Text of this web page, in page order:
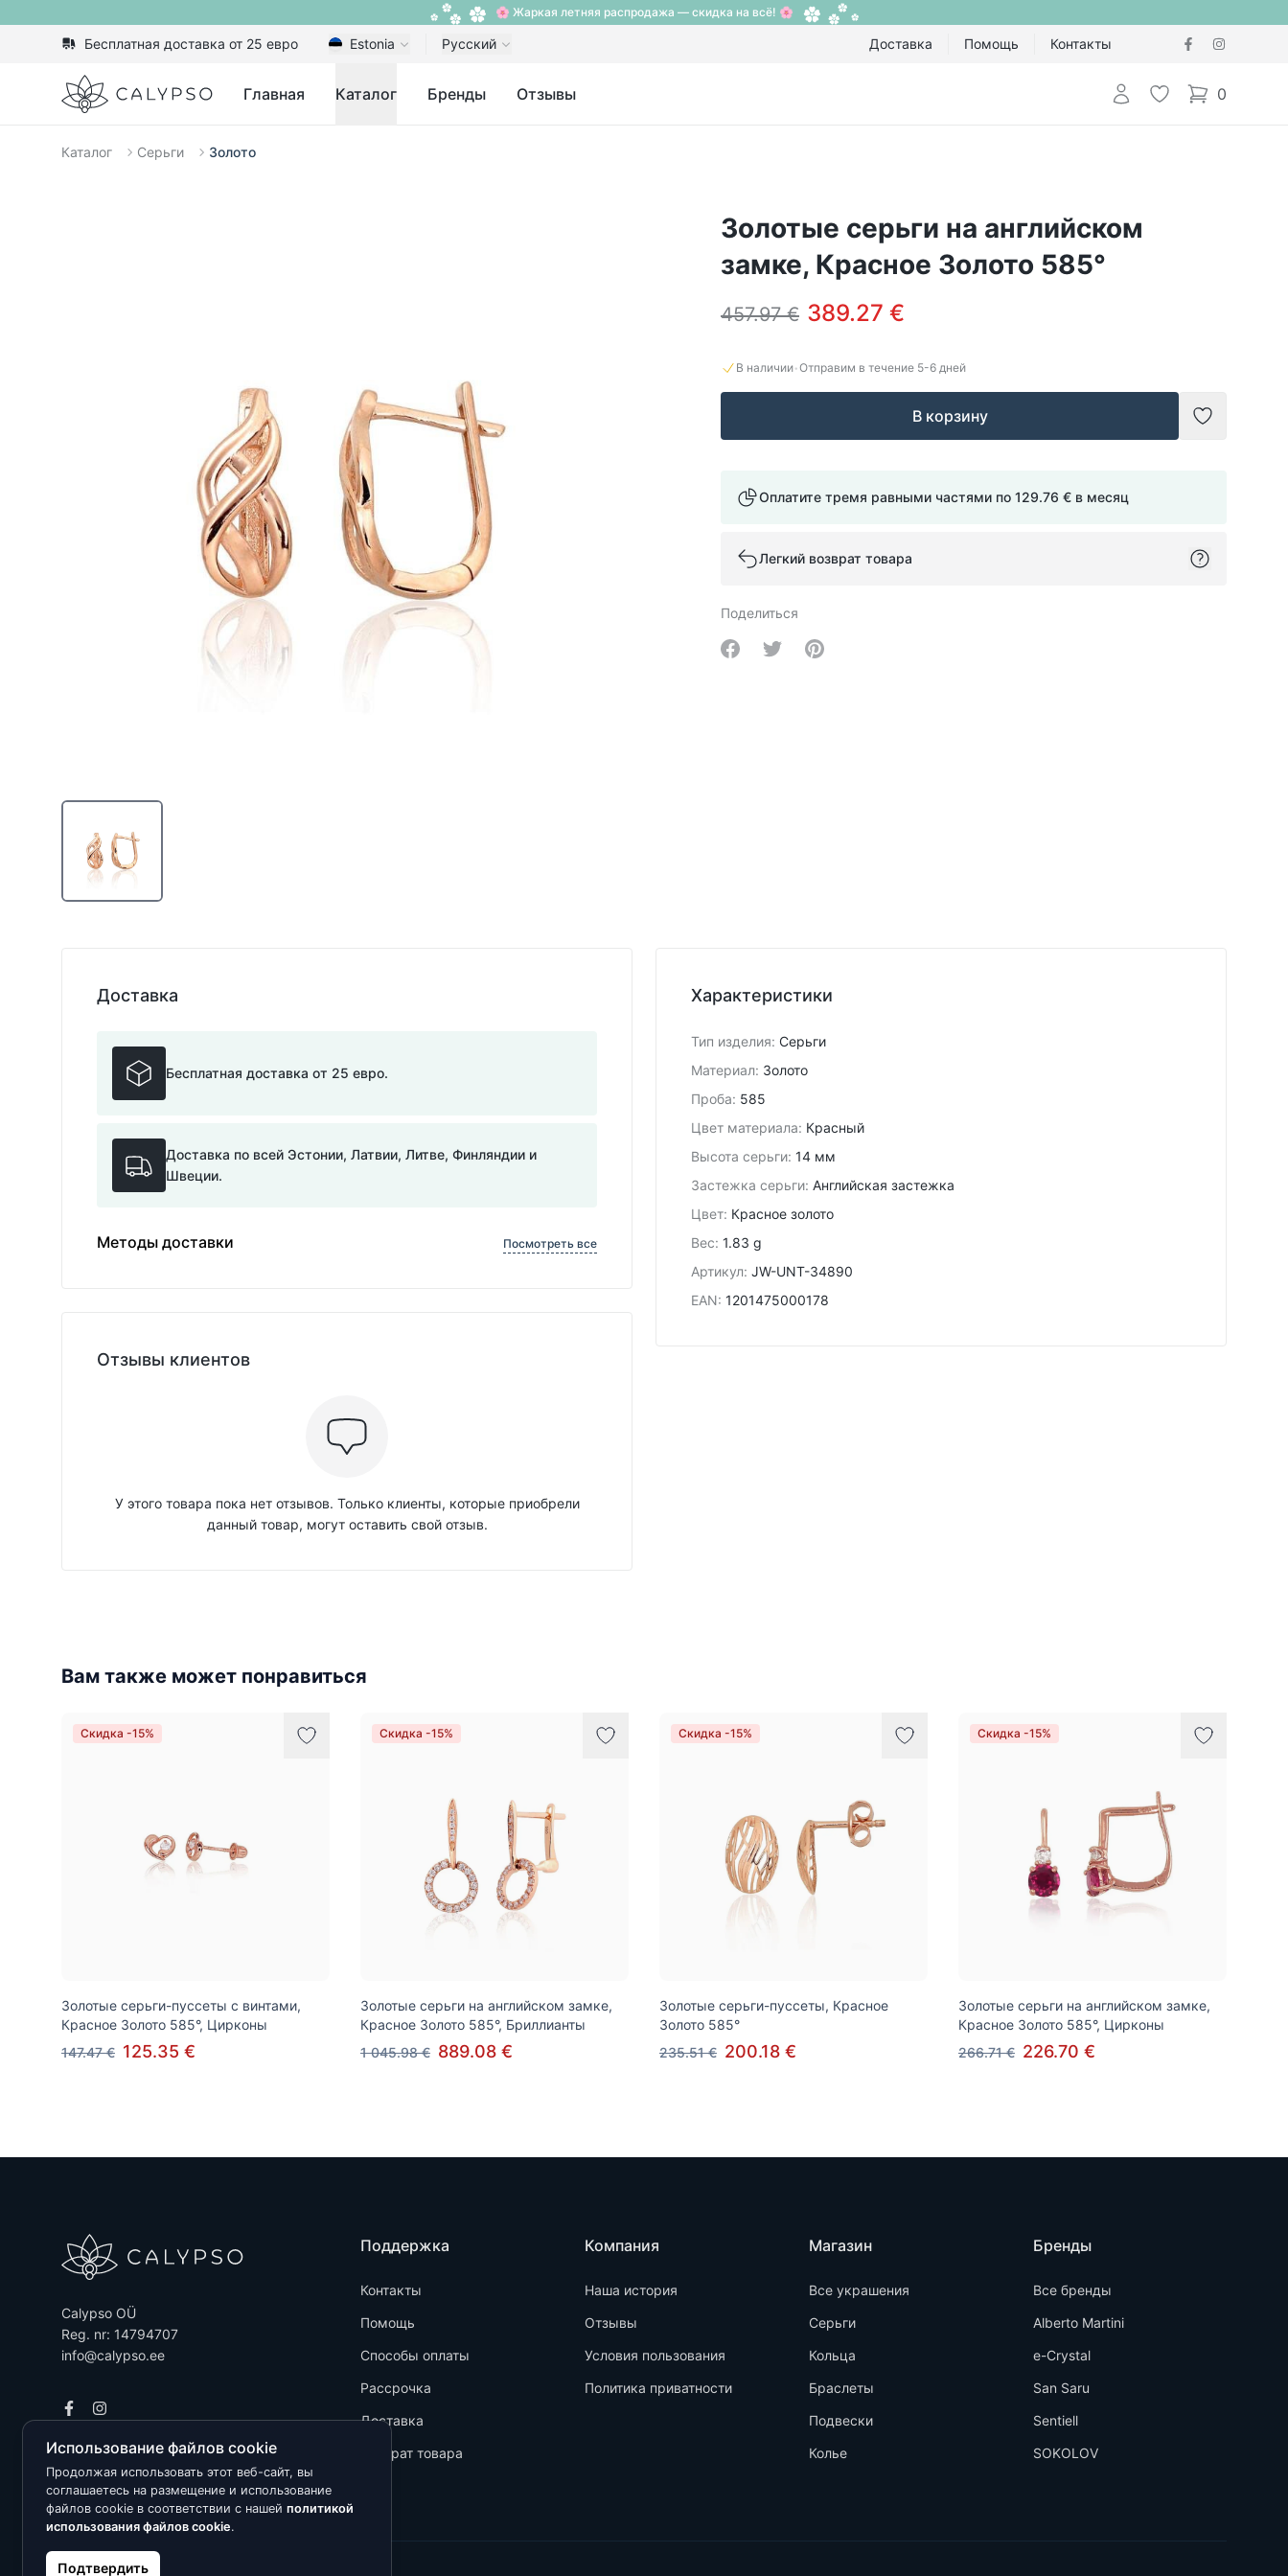
🌸 Жаркая летняя распродажа — скидка на всё! 🌸
Бесплатная доставка от 25 евро Estonia Русский Доставка Помощь Контакты
Calypso Главная Каталог Бренды Отзывы Авторизоваться
Избранное
0
items in cart,
Каталог Серьги Золото
Золотые серьги на английском
замке, Красное Золото 585°
457.97 € 389.27 €
В наличии·Отправим в течение 5-6 дней
В корзину
Добавить
Оплатите тремя равными частями по 129.76 € в месяц
Легкий возврат товара
Поделиться
Share on Facebook
Share on Twitter
Share on Pinterest
Характеристики
Тип изделия: Серьги
Материал: Золото
Проба: 585
Цвет материала: Красный
Высота серьги: 14 мм
Застежка серьги: Английская застежка
Цвет: Красное золото
Вес: 1.83 g
Артикул: JW-UNT-34890
EAN: 1201475000178
Доставка
Бесплатная доставка от 25 евро.
Доставка по всей Эстонии, Латвии, Литве, Финляндии и
Швеции.
Методы доставки Посмотреть все
Отзывы клиентов
У этого товара пока нет отзывов. Только клиенты, которые приобрели
данный товар, могут оставить свой отзыв.
Вам также может понравиться
Скидка -15%
Золотые серьги-пуссеты с винтами,
Красное Золото 585°, Цирконы
147.47 € 125.35 €
Скидка -15%
Золотые серьги на английском замке,
Красное Золото 585°, Бриллианты
1 045.98 € 889.08 €
Скидка -15%
Золотые серьги-пуссеты, Красное
Золото 585°
235.51 € 200.18 €
Скидка -15%
Золотые серьги на английском замке,
Красное Золото 585°, Цирконы
266.71 € 226.70 €
Calypso OÜ
Reg. nr: 14794707
info@calypso.ee
Поддержка
Контакты
Помощь
Способы оплаты
Рассрочка
Доставка
Возврат товара
Компания
Наша история
Отзывы
Условия пользования
Политика приватности
Магазин
Все украшения
Серьги
Кольца
Браслеты
Подвески
Колье
Бренды
Все бренды
Alberto Martini
e-Crystal
San Saru
Sentiell
SOKOLOV
Использование файлов cookie
Продолжая использовать этот веб-сайт, вы
соглашаетесь на размещение и использование
файлов cookie в соответствии с нашей политикой
использования файлов cookie.
Подтвердить